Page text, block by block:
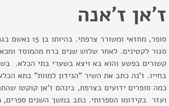
ז'אן ז'אנה
סופר, מחזאי ומשורר
סגור לקטינים. לאחר שלוש שנים ברח מהמוסד
בחייו. ז'נה כתב את השיר "הנידון למוות" בתא
כמה סופרים ידועים בצרפת, בינהם ז'אן קוקטו
ועזר בקידומו הספרותי. כתב במשך השנים ספרים,